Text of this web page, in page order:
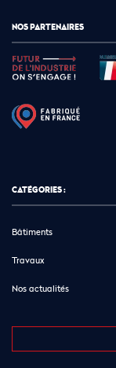
NOS PARTENAIRES
CATÉGORIES :
Bâtiments
Travaux
Nos actualités